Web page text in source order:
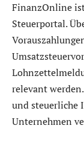
FinanzOnline
Steuerportal.
relevant
und steuerliche
Unternehmen